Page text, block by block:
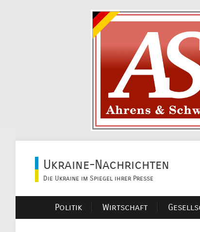
Ukraine-Nachrichten
Die Ukraine im Spiegel ihrer Presse
Politik Wirtschaft